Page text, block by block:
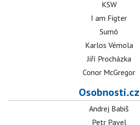
KSW
I am Figter
Sumó
Karlos Vémola
Jiří Procházka
Conor McGregor
Osobnosti.cz
Andrej Babiš
Petr Pavel